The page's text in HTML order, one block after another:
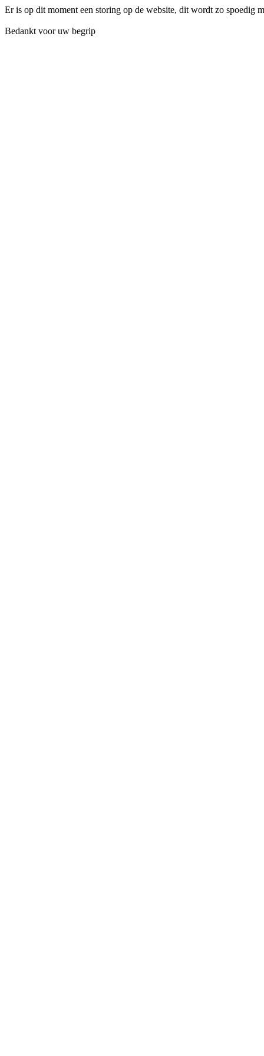
Er is op dit moment een storing op de website, dit wordt zo spoedig
Bedankt voor uw begrip